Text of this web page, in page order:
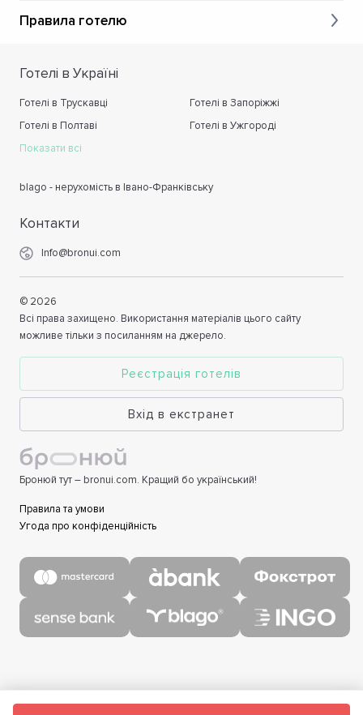
Правила готелю
Готелі в Україні
Готелі в Трускавці
Готелі в Запоріжжі
Готелі в Полтаві
Готелі в Ужгороді
Показати всі
blago - нерухомість в Івано-Франківську
Контакти
Info@bronui.com
© 2026
Всі права захищено. Використання матеріалів цього сайту
можливе тільки з посиланням на джерело.
Реєстрація готелів
Вхід в екстранет
Бронюй тут – bronui.com. Кращий бо український!
Правила та умови
Угода про конфіденційність